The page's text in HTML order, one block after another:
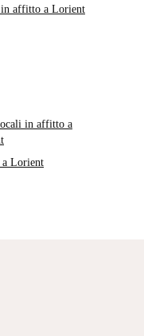
in affitto a Lorient
in affitto a
Lorient